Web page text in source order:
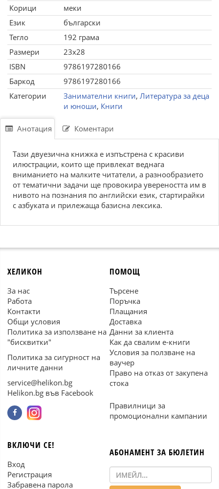
Корици
меки
Език
български
Тегло
192 грама
Размери
23x28
ISBN
9786197280166
Баркод
9786197280166
Категории
Занимателни книги, Литература за деца
и юноши, Книги
Анотация Коментари
Тази двуезична книжка е изпъстрена с красиви
илюстрации, които ще привлекат веднага
вниманието на малките читатели, а разнообразието
от тематични задачи ще провокира увереността им в
нивото на познания по английски език, стартирайки
с азбуката и прилежаща базисна лексика.
ХЕЛИКОН
За нас
Работа
Контакти
Общи условия
Политика за използване на
"бисквитки"
Политика за сигурност на
личните данни
service@helikon.bg
Helikon.bg във Facebook
ПОМОЩ
Търсене
Поръчка
Плащания
Доставка
Данни за клиента
Как да свалим е-книги
Условия за ползване на
ваучер
Право на отказ от закупена
стока
Правилници за
промоционални кампании
ВКЛЮЧИ СЕ!
Вход
Регистрация
Забравена парола
АБОНАМЕНТ ЗА БЮЛЕТИН